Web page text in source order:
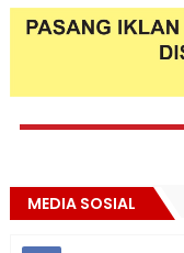
MEDIA SOSIAL